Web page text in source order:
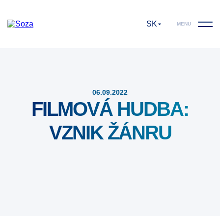
SK MENU
06.09.2022
FILMOVÁ HUDBA:
VZNIK ŽÁNRU